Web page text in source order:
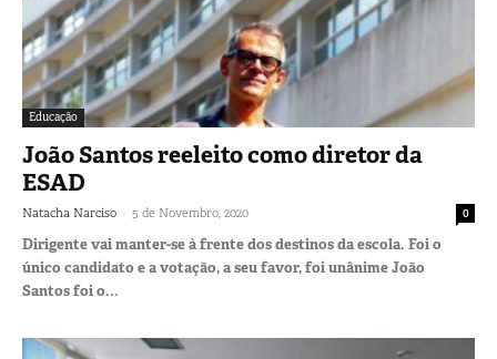
Educação
João Santos reeleito como diretor da
ESAD
Natacha Narciso - 5 de Novembro, 2020 0
Dirigente vai manter-se à frente dos destinos da escola. Foi o
único candidato e a votação, a seu favor, foi unânime João
Santos foi o...